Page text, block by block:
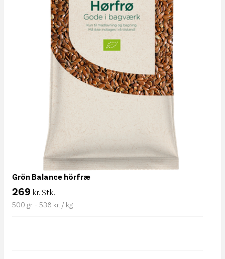
Grön Balance hörfræ
269 kr. Stk.
500 gr. - 538 kr. / kg